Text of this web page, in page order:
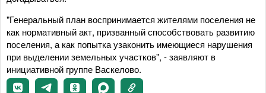
"Генеральный план воспринимается жителями поселения не
как нормативный акт, призванный способствовать развитию
поселения, а как попытка узаконить имеющиеся нарушения
при выделении земельных участков", - заявляют в
инициативной группе Васкелово.